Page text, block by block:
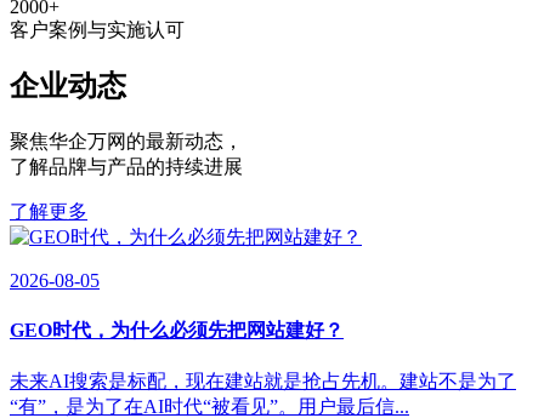
2000+
客户案例与实施认可
企业动态
聚焦华企万网的最新动态 ，
了解品牌与产品的持续进展
了解更多
2026-08-05
GEO时代，为什么必须先把网站建好？
未来AI搜索是标配，现在建站就是抢占先机。建站不是为了
“有”，是为了在AI时代“被看见”。用户最后信...